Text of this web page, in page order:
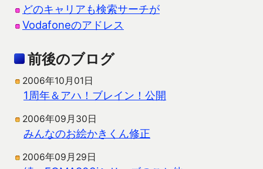
どのキャリアも検索サーチが
Vodafoneのアドレス
前後のブログ
2006年10月01日
1周年＆アハ！ブレイン！公開
2006年09月30日
みんなのお絵かきくん修正
2006年09月29日